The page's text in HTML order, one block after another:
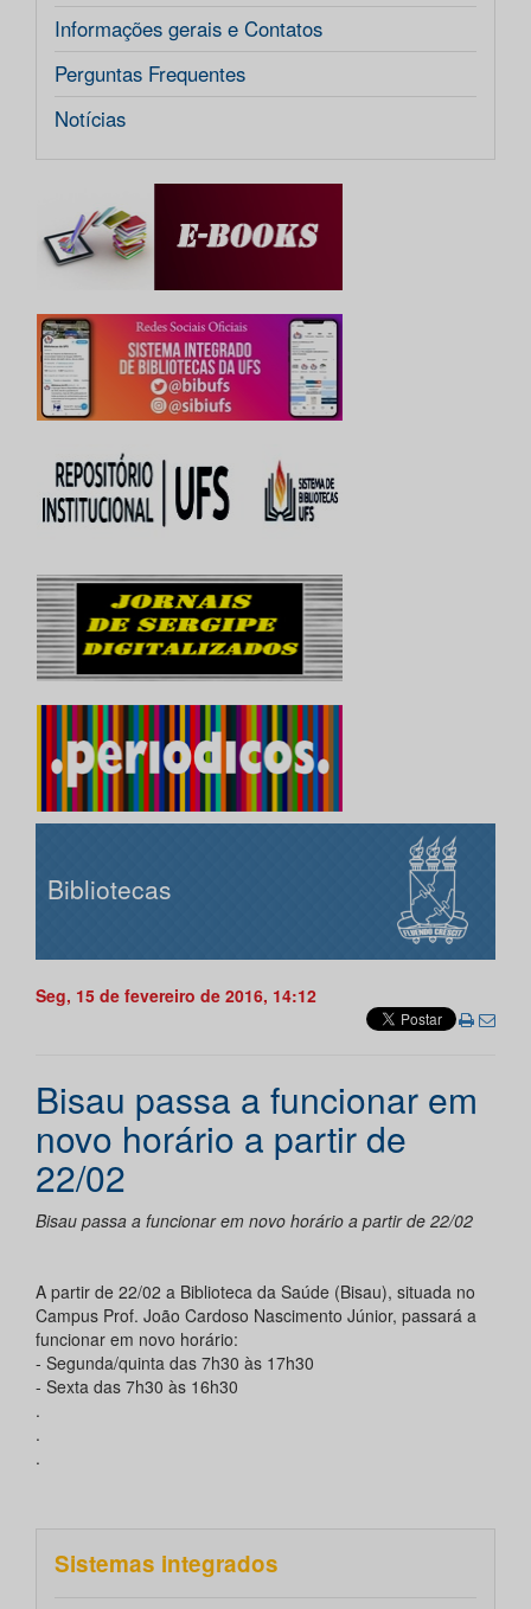
Informações gerais e Contatos
Perguntas Frequentes
Notícias
Bibliotecas
Seg, 15 de fevereiro de 2016, 14:12
Bisau passa a funcionar em
novo horário a partir de
22/02
Bisau passa a funcionar em novo horário a partir de 22/02
A partir de 22/02 a Biblioteca da Saúde (Bisau), situada no
Campus Prof. João Cardoso Nascimento Júnior, passará a
funcionar em novo horário:
- Segunda/quinta das 7h30 às 17h30
- Sexta das 7h30 às 16h30
.
.
.
Sistemas integrados